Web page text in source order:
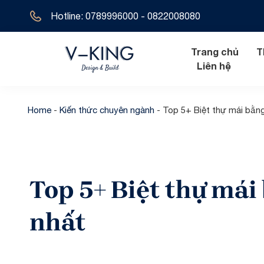
Hotline: 0789996000 - 0822008080
Trang chủ
Biệt thự cổ
Nội thất cổ
Liên hệ
Home- Kiến thức chuyên ngành - Top 5+ Biệt thự mái
Top 5+ Biệt thự
nhất